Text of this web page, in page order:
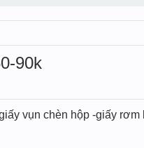
90k
vụn chèn hộp -giấy rơm